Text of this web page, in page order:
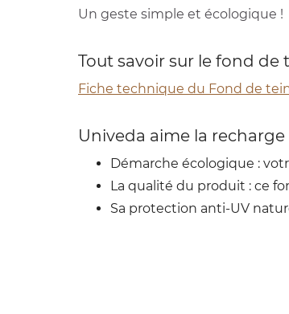
Un geste simple et écologique !
Tout savoir sur le fond
Fiche technique du Fond de
Univeda aime la
Démarche écologique :
La qualité du produit : ce
Sa protection anti-UV